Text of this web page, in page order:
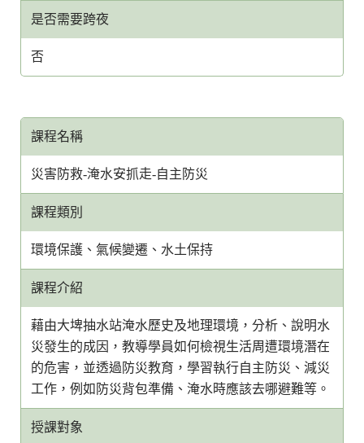
是否需要跨夜
否
課程名稱
災害防救-淹水安抓走-自主防災
課程類別
環境保護、氣候變遷、水土保持
課程介紹
藉由大埤抽水站淹水歷史及地理環境，分析、說明水
災發生的成因，教導學員如何檢視生活周遭環境潛在
的危害，並透過防災教育，學習執行自主防災、減災
工作，例如防災背包準備、淹水時應該去哪避難等。
授課對象